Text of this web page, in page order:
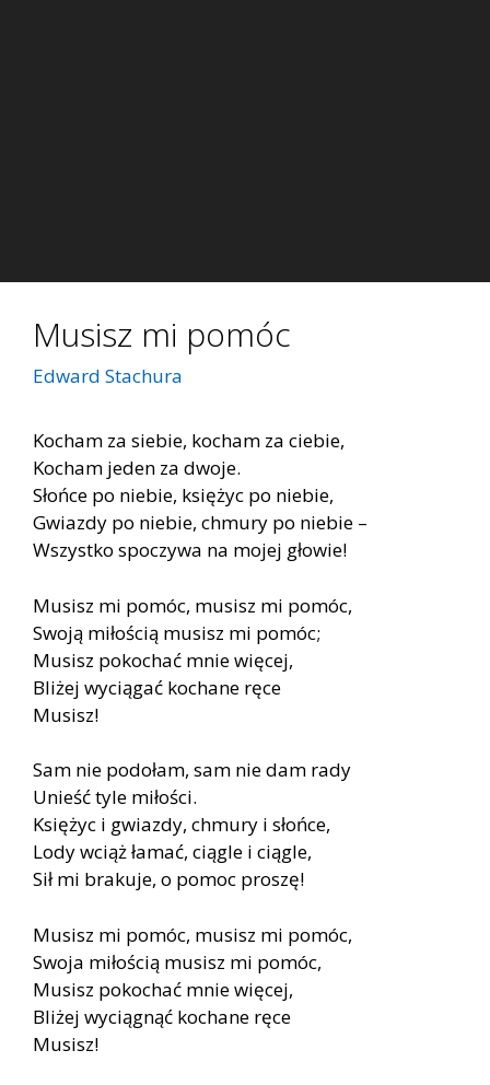
Musisz mi pomóc
Edward Stachura
Kocham za siebie, kocham za ciebie,
Kocham jeden za dwoje.
Słońce po niebie, księżyc po niebie,
Gwiazdy po niebie, chmury po niebie –
Wszystko spoczywa na mojej głowie!
Musisz mi pomóc, musisz mi pomóc,
Swoją miłością musisz mi pomóc;
Musisz pokochać mnie więcej,
Bliżej wyciągać kochane ręce
Musisz!
Sam nie podołam, sam nie dam rady
Unieść tyle miłości.
Księżyc i gwiazdy, chmury i słońce,
Lody wciąż łamać, ciągle i ciągle,
Sił mi brakuje, o pomoc proszę!
Musisz mi pomóc, musisz mi pomóc,
Swoja miłością musisz mi pomóc,
Musisz pokochać mnie więcej,
Bliżej wyciągnąć kochane ręce
Musisz!